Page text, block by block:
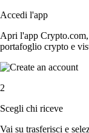
Accedi l'app
Apri l'app
portafoglio crypto e
2
Scegli chi riceve
Vai su trasferisci e